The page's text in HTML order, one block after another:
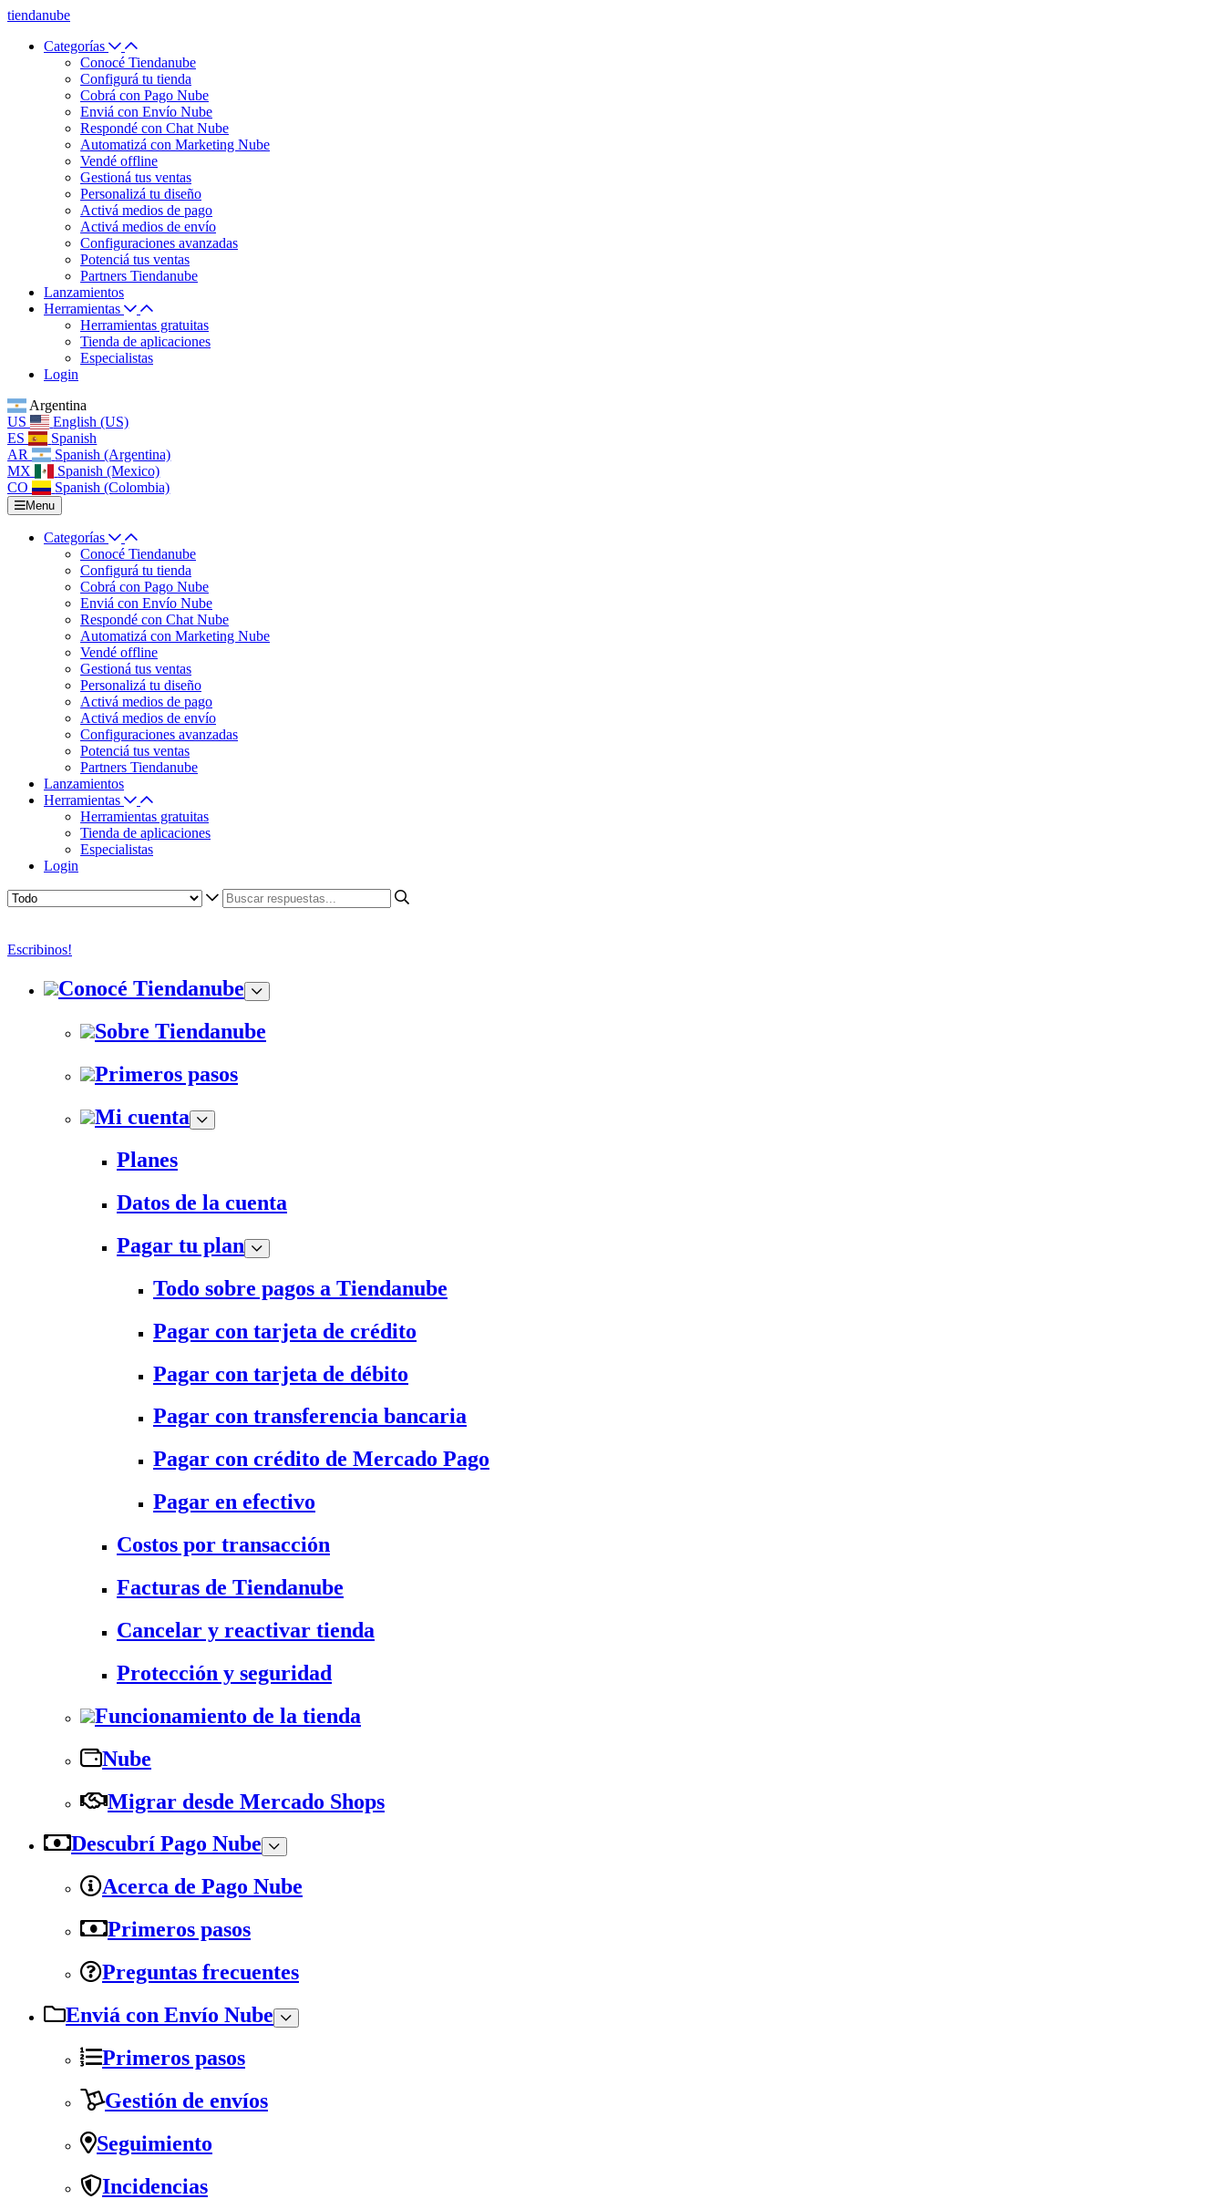
tiendanube
Categorías
Conocé Tiendanube
Configurá tu tienda
Cobrá con Pago Nube
Enviá con Envío Nube
Respondé con Chat Nube
Automatizá con Marketing Nube
Vendé offline
Gestioná tus ventas
Personalizá tu diseño
Activá medios de pago
Activá medios de envío
Configuraciones avanzadas
Potenciá tus ventas
Partners Tiendanube
Lanzamientos
Herramientas
Herramientas gratuitas
Tienda de aplicaciones
Especialistas
Login
Argentina
US
English (US)
ES
Spanish
AR
Spanish (Argentina)
MX
Spanish (Mexico)
CO
Spanish (Colombia)
Menu
Categorías
Conocé Tiendanube
Configurá tu tienda
Cobrá con Pago Nube
Enviá con Envío Nube
Respondé con Chat Nube
Automatizá con Marketing Nube
Vendé offline
Gestioná tus ventas
Personalizá tu diseño
Activá medios de pago
Activá medios de envío
Configuraciones avanzadas
Potenciá tus ventas
Partners Tiendanube
Lanzamientos
Herramientas
Herramientas gratuitas
Tienda de aplicaciones
Especialistas
Login
Escribinos!
Conocé Tiendanube
Sobre Tiendanube
Primeros pasos
Mi cuenta
Planes
Datos de la cuenta
Pagar tu plan
Todo sobre pagos a Tiendanube
Pagar con tarjeta de crédito
Pagar con tarjeta de débito
Pagar con transferencia bancaria
Pagar con crédito de Mercado Pago
Pagar en efectivo
Costos por transacción
Facturas de Tiendanube
Cancelar y reactivar tienda
Protección y seguridad
Funcionamiento de la tienda
Nube
Migrar desde Mercado Shops
Descubrí Pago Nube
Acerca de Pago Nube
Primeros pasos
Preguntas frecuentes
Enviá con Envío Nube
Primeros pasos
Gestión de envíos
Seguimiento
Incidencias